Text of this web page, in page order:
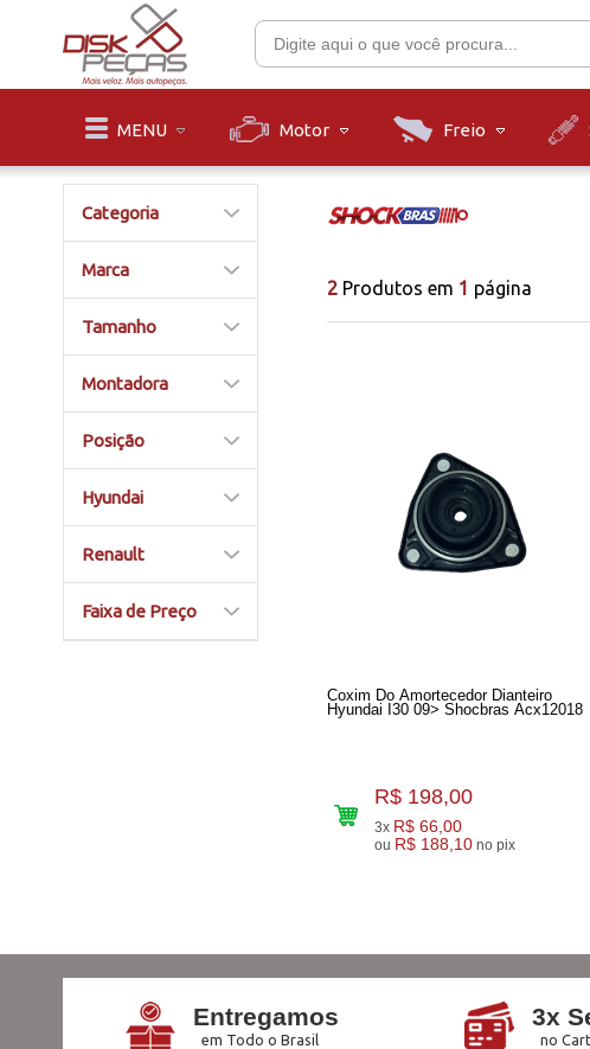
MENU Motor Freio
Categoria
Marca
Tamanho
Montadora
Posição
Hyundai
Renault
Faixa de Preço
2 Produtos em 1 página
Coxim Do Amortecedor Dianteiro
Hyundai I30 09> Shocbras Acx12018
R$ 198,00
3x R$ 66,00
ou R$ 188,10 no pix
Entregamos
em Todo o Brasil
3x
no